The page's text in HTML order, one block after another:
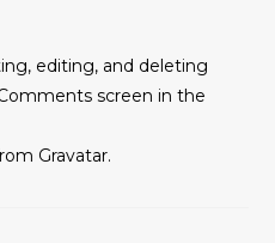
editing, and deleting
screen in the
Gravatar.